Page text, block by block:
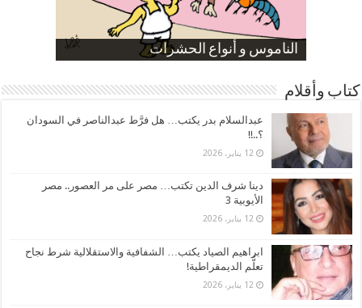
الناموس و أنواع الحشرات
الموظفين بعد ارتفاع الأسعار
ارتفاع نسبة الطلاق في مصر
صورة كاركاتيرية
صورة كاركاتيرية
كتاب وأقلام
عبدالسلام بدر يكتب… هل فرَّط عبدالناصر في السودان
؟..!!
12 يناير، 2026
دينا شرف الدين تكتب… مصر على مر العصور.. مصر
الأيوبية 3
12 يناير، 2026
ابراهيم الصياد يكتب… الشفافية والاستقلالية شرط نجاح
تعلُّم الديمقراطية!
12 يناير، 2026